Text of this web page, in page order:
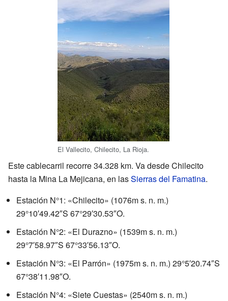
El Vallecito, Chilecito, La Rioja.
Este cablecarril recorre 34.328 km. Va desde Chilecito
hasta la Mina La Mejicana, en lasSierras del Famatina.
Estación N°1: «Chilecito» (1076m s. n. m.)
29°10′49.42″S 67°29′30.53″O.
Estación N°2: «El Durazno» (1539m s. n. m.)
29°7′58.97″S 67°33′56.13″O.
Estación N°3: «El Parrón» (1975m s. n. m.) 29°5′20.74″S
67°38′11.98″O.
Estación N°4: «Siete Cuestas» (2540m s. n. m.)